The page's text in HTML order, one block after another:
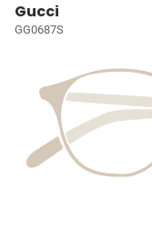
Gucci
GG0687S